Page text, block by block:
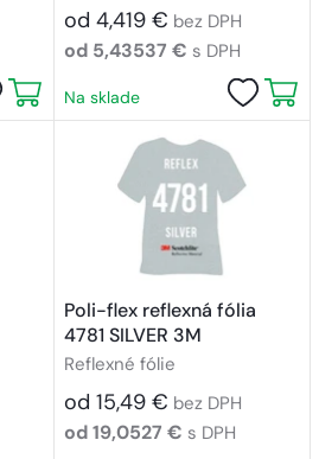
od 4,419 € bez DPH
od 5,43537 € s DPH
Na sklade
Poli-flex reflexná fólia
4781 SILVER 3M
Reflexné fólie
od 15,49 € bez DPH
od 19,0527 € s DPH